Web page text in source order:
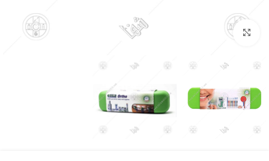
بزرگنمایی تصویر